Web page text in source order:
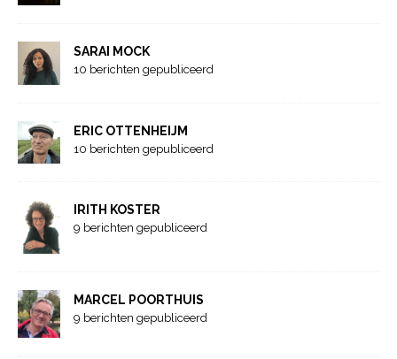
SARAI MOCK
10 berichten gepubliceerd
ERIC OTTENHEIJM
10 berichten gepubliceerd
IRITH KOSTER
9 berichten gepubliceerd
MARCEL POORTHUIS
9 berichten gepubliceerd